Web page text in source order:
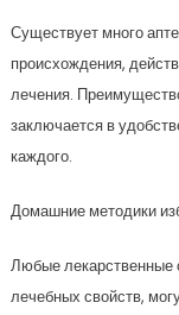
Существует много
происхождения,
лечения.
заключается в
каждого.
Домашние методики
Любые лекарственные
лечебных свойств,